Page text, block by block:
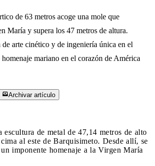
de 63 metros acoge una mole que
María y supera los 47 metros de altura.
arte cinético y de ingeniería única en el
mariano en el corazón de América
Archivar artículo
escultura de metal de 47,14 metros de alto
al este de Barquisimeto. Desde allí, se
imponente homenaje a la Virgen María